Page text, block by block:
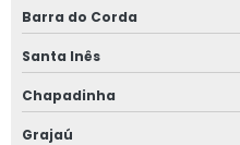
Barra do Corda
Santa Inês
Chapadinha
Grajaú